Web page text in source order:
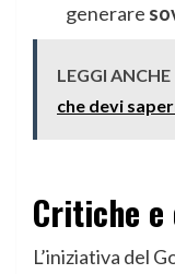
generare
LEGGI ANCHE
che devi
Critiche
L’iniziativa del